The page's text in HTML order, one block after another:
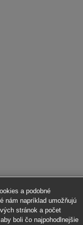
a podobné
nám napríklad umožňujú
stránok a počet
boli čo najpohodlnejšie